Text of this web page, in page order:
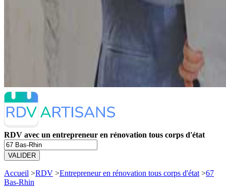
RDV avec un entrepreneur en rénovation tous corps d'état
VALIDER
Accueil >RDV >Entrepreneur en rénovation tous corps d'état >67
Bas-Rhin